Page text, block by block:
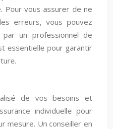
Pour vous assurer de ne
erreurs, vous pouvez
par un professionnel de
essentielle pour garantir
de vos besoins et
individuelle pour
mesure. Un conseiller en